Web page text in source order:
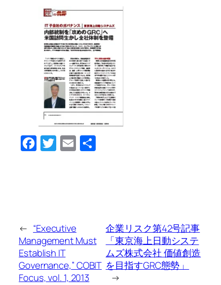
Facebook
Twitter
Email
← “Executive
Management Must
Establish IT
Governance,” COBIT
Focus, vol. 1, 2013
企業リスク第42号記事
「東京海上日動システ
ムズ株式会社 価値創造
を目指すGRC態勢」
→